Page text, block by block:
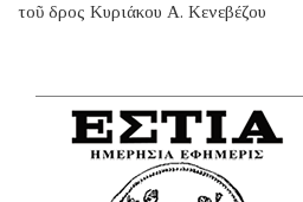
τοῦ δρος Κυριάκου Α. Κενεβέζου